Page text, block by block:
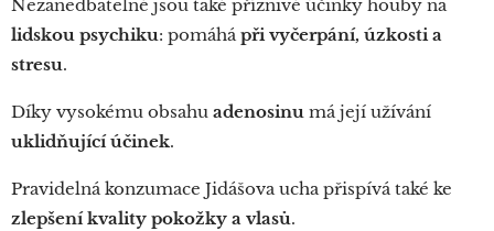
Nezanedbatelné jsou také příznivé účinky houby na
lidskou psychiku: pomáhápři vyčerpání, úzkosti a
stresu.
Díky vysokému obsahu adenosinu má její užívání
uklidňující účinek.
Pravidelná konzumace Jidášova ucha přispívá také ke
zlepšení kvality pokožky a vlasů.